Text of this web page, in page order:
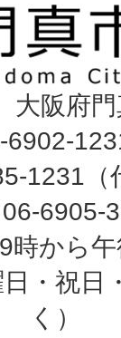
阪府門
1231（
6905-
から午
日・祝日
く）